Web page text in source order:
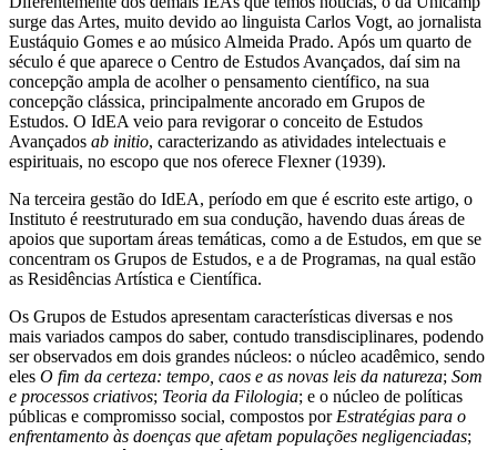
surge das Artes, muito devido ao linguista Carlos Vogt, ao jornalista
Eustáquio Gomes e ao músico Almeida Prado. Após um quarto de
século é que aparece o Centro de Estudos Avançados, daí sim na
concepção ampla de acolher o pensamento científico, na sua
concepção clássica, principalmente ancorado em Grupos de
Estudos. O IdEA veio para revigorar o conceito de Estudos
Avançados ab initio, caracterizando as atividades intelectuais e
espirituais, no escopo que nos oferece Flexner (1939).
Na terceira gestão do IdEA, período em que é escrito este artigo, o
Instituto é reestruturado em sua condução, havendo duas áreas de
apoios que suportam áreas temáticas, como a de Estudos, em que se
concentram os Grupos de Estudos, e a de Programas, na qual estão
as Residências Artística e Científica.
Os Grupos de Estudos apresentam características diversas e nos
mais variados campos do saber, contudo transdisciplinares, podendo
ser observados em dois grandes núcleos: o núcleo acadêmico, sendo
eles O fim da certeza: tempo, caos e as novas leis da natureza; Som
e processos criativos; Teoria da Filologia; e o núcleo de políticas
públicas e compromisso social, compostos por Estratégias para o
enfrentamento às doenças que afetam populações negligenciadas;